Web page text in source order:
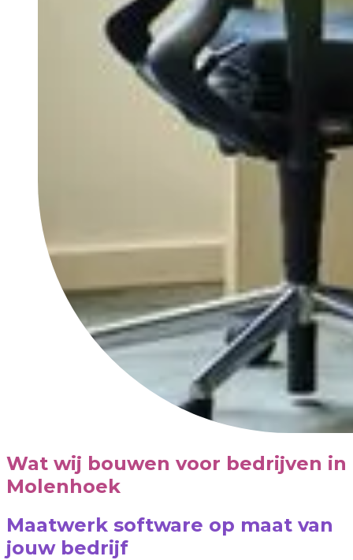
Wat wij bouwen voor bedrijven in
Molenhoek
Maatwerk software op maat van
jouw bedrijf